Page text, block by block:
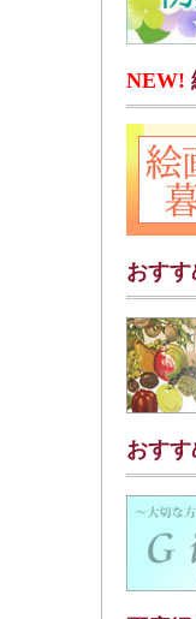
NEW!
おす
おすす